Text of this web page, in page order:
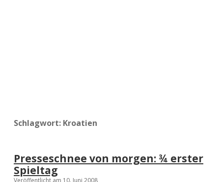
Schlagwort: Kroatien
Presseschnee von morgen: ¾ erster
Spieltag
Veröffentlicht am 10. Juni 2008